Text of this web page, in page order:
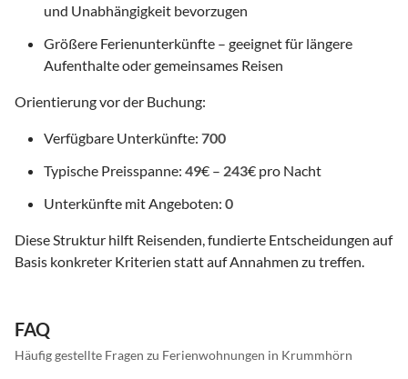
und Unabhängigkeit bevorzugen
Größere Ferienunterkünfte – geeignet für längere
Aufenthalte oder gemeinsames Reisen
Orientierung vor der Buchung:
Verfügbare Unterkünfte: 700
Typische Preisspanne: 49€ – 243€ pro Nacht
Unterkünfte mit Angeboten: 0
Diese Struktur hilft Reisenden, fundierte Entscheidungen auf
Basis konkreter Kriterien statt auf Annahmen zu treffen.
FAQ
Häufig gestellte Fragen zu Ferienwohnungen in Krummhörn